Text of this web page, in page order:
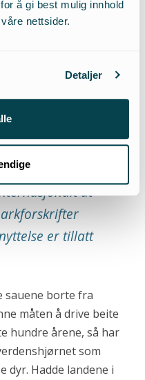
å gi best mulig innhold
nettsider.
Detaljer
av hylingen fra
på isen, det var
av at det skal være
at
er tillatt
sauene borte fra
måten å drive beite
hundre årene, så har
som
dyr. Hadde landene i